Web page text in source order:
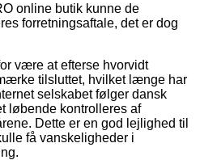
online butik kunne de
forretningsaftale, det er dog
være at efterse hvorvidt
tilsluttet, hvilket længe har
selskabet følger dansk
løbende kontrolleres af
Dette er en god lejlighed til
få vanskeligheder i